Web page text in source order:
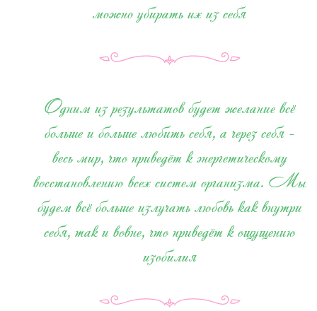
можно убирать их из себя
Одним из результатов будет желание всё
больше и больше любить себя, а через себя -
весь мир, что приведёт к энергетическому
восстановлению всех систем организма. Мы
будем всё больше излучать любовь как внутри
себя, так и вовне, что приведёт к ощущению
изобилия